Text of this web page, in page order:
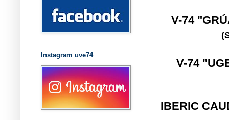
V-74
V-74
IBERIC
Instagram uve74